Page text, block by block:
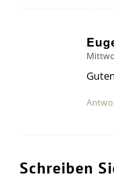
Schreiben